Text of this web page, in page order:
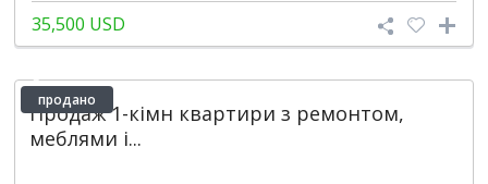
35,500 USD
продано
Продаж 1-кімн квартири з ремонтом,
меблями і...